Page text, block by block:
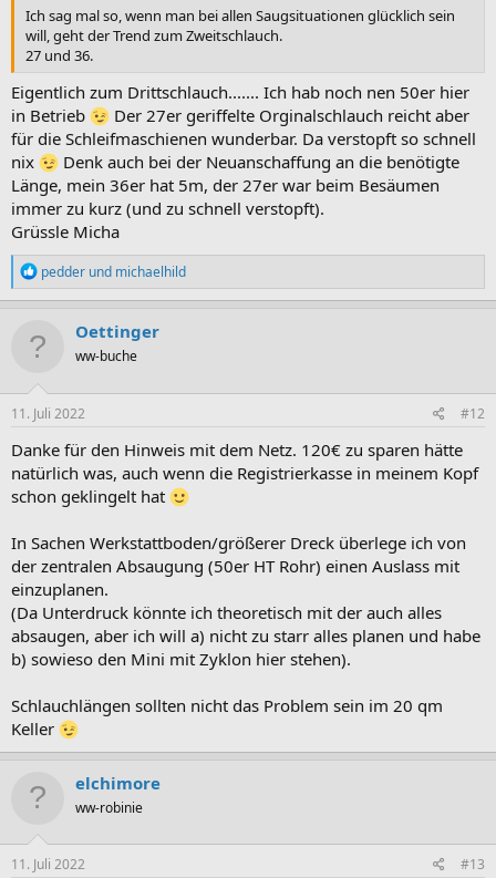
Ich sag mal so, wenn man bei allen Saugsituationen glücklich sein
will, geht der Trend zum Zweitschlauch.
27 und 36.
Eigentlich zum Drittschlauch....... Ich hab noch nen 50er hier
in Betrieb
Der 27er geriffelte Orginalschlauch reicht aber
für die Schleifmaschienen wunderbar. Da verstopft so schnell
nix
Denk auch bei der Neuanschaffung an die benötigte
Länge, mein 36er hat 5m, der 27er war beim Besäumen
immer zu kurz (und zu schnell verstopft).
Grüssle Micha
R
e
a
t
n
e
:
pedder und michaelhild
Oettinger
ww-buche
11. Juli 2022 #12
Danke für den Hinweis mit dem Netz. 120€ zu sparen hätte
natürlich was, auch wenn die Registrierkasse in meinem Kopf
schon geklingelt hat
In Sachen Werkstattboden/größerer Dreck überlege ich von
der zentralen Absaugung (50er HT Rohr) einen Auslass mit
einzuplanen.
(Da Unterdruck könnte ich theoretisch mit der auch alles
absaugen, aber ich will a) nicht zu starr alles planen und habe
b) sowieso den Mini mit Zyklon hier stehen).
Schlauchlängen sollten nicht das Problem sein im 20 qm
Keller
elchimore
ww-robinie
11. Juli 2022 #13